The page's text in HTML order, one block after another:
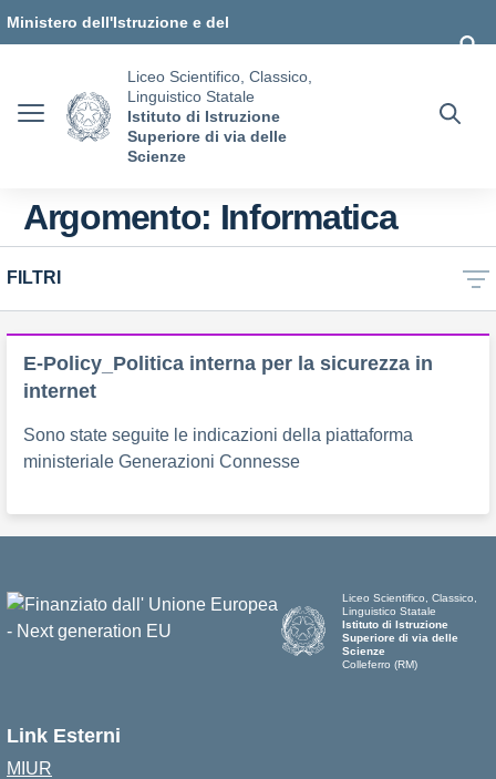
Ministero dell'Istruzione e del
Liceo Scientifico, Classico,
Linguistico Statale
Istituto di Istruzione
Superiore di via delle
Scienze
Argomento: Informatica
FILTRI
E-Policy_Politica interna per la sicurezza in
internet
Sono state seguite le indicazioni della piattaforma
ministeriale Generazioni Connesse
Liceo Scientifico, Classico,
Linguistico Statale
Istituto di Istruzione
Superiore di via delle
Scienze
Colleferro (RM)
Link Esterni
MIUR